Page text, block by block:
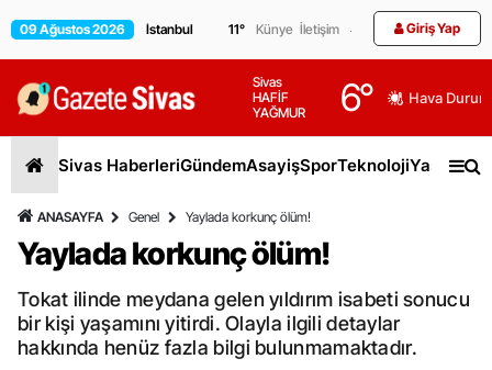
09 Ağustos 2026 11° Künye İletişim Giriş Yap
Sivas
HAFİF
YAĞMUR
6° Hava
Sivas HaberleriGündemAsayişSporTeknolojiYaşam
ANASAYFA Genel Yaylada korkunç ölüm!
Yaylada korkunç ölüm!
Tokat ilinde meydana gelen yıldırım isabeti sonucu
bir kişi yaşamını yitirdi. Olayla ilgili detaylar
hakkında henüz fazla bilgi bulunmamaktadır.